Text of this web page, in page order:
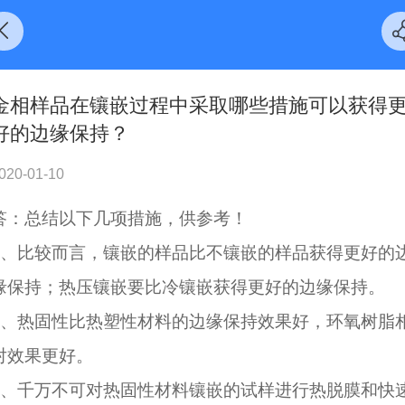
相样品在镶嵌过程中采取哪些措施可以获得
的边缘保持？
01-10
：总结以下几项措施，供参考！
比较而言，镶嵌的样品比不镶嵌的样品获得更好的
保持；热压镶嵌要比冷镶嵌获得更好的边缘保持。
热固性比热塑性材料的边缘保持效果好，环氧树脂
效果更好。
千万不可对热固性材料镶嵌的试样进行热脱膜和快